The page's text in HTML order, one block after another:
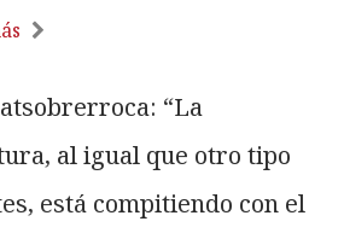
“La
al igual que otro tipo
está compitiendo con el